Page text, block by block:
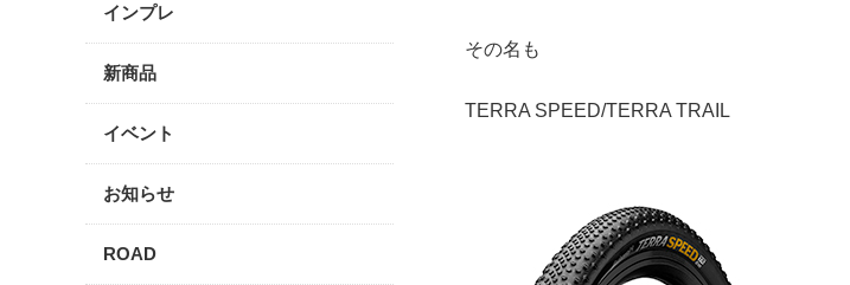
その名も
TERRA SPEED/TERRA TRAIL
インプレ
新商品
イベント
お知らせ
ROAD